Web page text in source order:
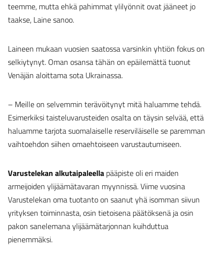
teemme, mutta ehkä pahimmat ylilyönnit ovat jääneet jo
taakse, Laine sanoo.
Laineen mukaan vuosien saatossa varsinkin yhtiön fokus on
selkiytynyt. Oman osansa tähän on epäilemättä tuonut
Venäjän aloittama sota Ukrainassa.
– Meille on selvemmin terävöitynyt mitä haluamme tehdä.
Esimerkiksi taisteluvarusteiden osalta on täysin selvää, että
haluamme tarjota suomalaiselle reserviläiselle se paremman
vaihtoehdon siihen omaehtoiseen varustautumiseen.
Varustelekan alkutaipaleella pääpiste oli eri maiden
armeijoiden ylijäämätavaran myynnissä. Viime vuosina
Varustelekan oma tuotanto on saanut yhä isomman siivun
yrityksen toiminnasta, osin tietoisena päätöksenä ja osin
pakon sanelemana ylijäämätarjonnan kuihduttua
pienemmäksi.